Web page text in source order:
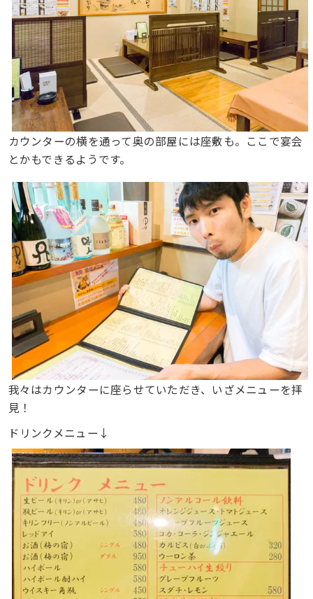
カウンターの横を通って奥の部屋には座敷も。ここで宴会
とかもできるようです。
我々はカウンターに座らせていただき、いざメニューを拝
見！
ドリンクメニュー↓